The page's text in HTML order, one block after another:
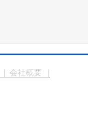
| 会社概要 |